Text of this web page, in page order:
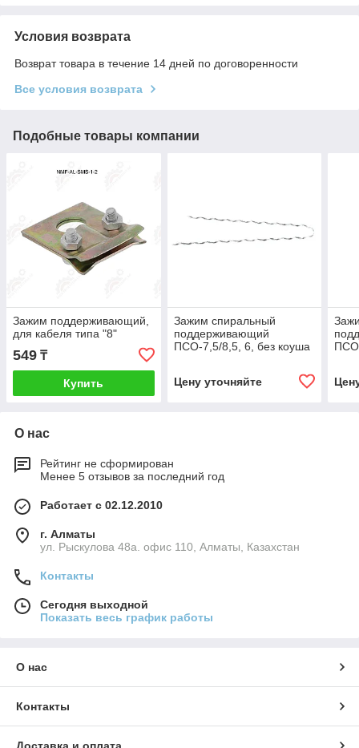
Условия возврата
Возврат товара в течение 14 дней по договоренности
Все условия возврата
Подобные товары компании
Зажим поддерживающий,
для кабеля типа "8"
549 ₸
Купить
Зажим спиральный
поддерживающий
ПСО-7,5/8,5, 6, без коуша
Цену уточняйте
О нас
Рейтинг не сформирован
Менее 5 отзывов за последний год
Работает с 02.12.2010
г. Алматы
ул. Рыскулова 48а. офис 110, Алматы, Казахстан
Контакты
Сегодня выходной
Показать весь график работы
О нас
Контакты